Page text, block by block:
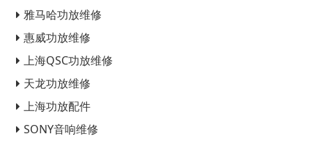
雅马哈功放维修
惠威功放维修
上海QSC功放维修
天龙功放维修
上海功放配件
SONY音响维修